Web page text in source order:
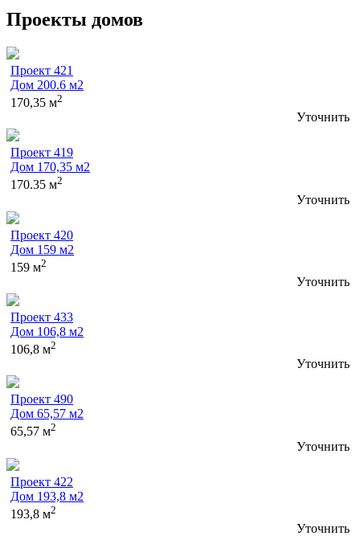
Проекты домов
Проект 421
Дом 200.6 м2
170,35 м2
Уточнить
Проект 419
Дом 170,35 м2
170.35 м2
Уточнить
Проект 420
Дом 159 м2
159 м2
Уточнить
Проект 433
Дом 106,8 м2
106,8 м2
Уточнить
Проект 490
Дом 65,57 м2
65,57 м2
Уточнить
Проект 422
Дом 193,8 м2
193,8 м2
Уточнить